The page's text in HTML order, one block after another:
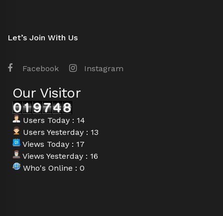
Let’s Join With Us
Facebook Instagram
Our Visitor
Users Today : 14
Users Yesterday : 13
Views Today : 17
Views Yesterday : 16
Who's Online : 0